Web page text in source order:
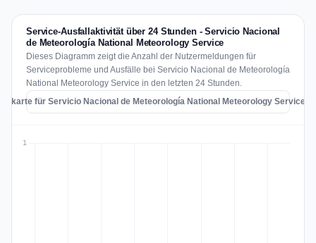
Service-Ausfallaktivität über 24 Stunden - Servicio Nacional
de Meteorología National Meteorology Service
Dieses Diagramm zeigt die Anzahl der Nutzermeldungen für
Serviceprobleme und Ausfälle bei Servicio Nacional de Meteorología
National Meteorology Service in den letzten 24 Stunden.
für Servicio Nacional de Meteorología National Meteorology Service